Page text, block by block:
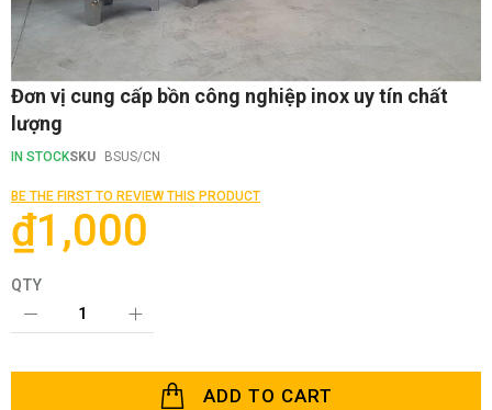
Skip
the
of
images
gallery
Đơn vị cung cấp bồn công nghiệp inox uy tín chất
lượng
IN STOCKSKU BSUS/CN
BE THE FIRST TO REVIEW THIS PRODUCT
₫1,000
QTY
ADD TO CART